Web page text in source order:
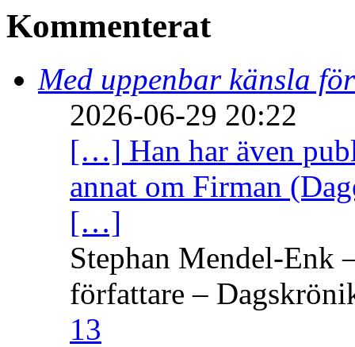
Kommenterat
Med uppenbar känsla
2026-06-29 20:22
[…] Han har även
annat om Firman
[…]
Stephan Mendel-Enk
författare –
13